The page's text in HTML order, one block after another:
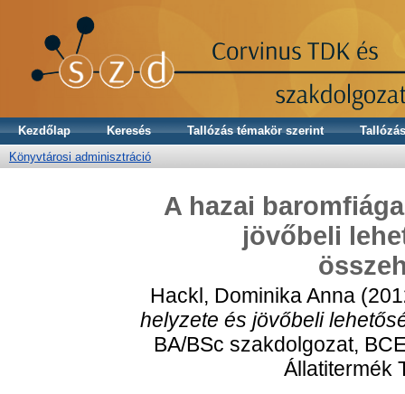
Kezdőlap Keresés Tallózás témakör szerint
Könyvtárosi adminisztráció
A hazai
jövőbeli
Hackl, Dominika Anna
helyzete és jövőbeli
BA/BSc szakdolgozat,
Állatitermék